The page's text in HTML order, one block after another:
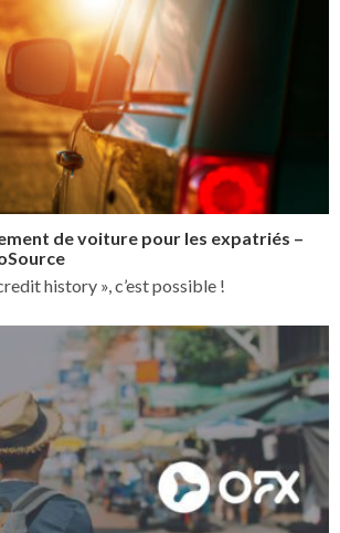
de voiture pour les expatriés –
history », c’est possible !